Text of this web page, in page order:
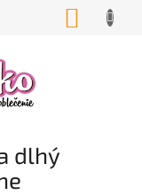
dlhý